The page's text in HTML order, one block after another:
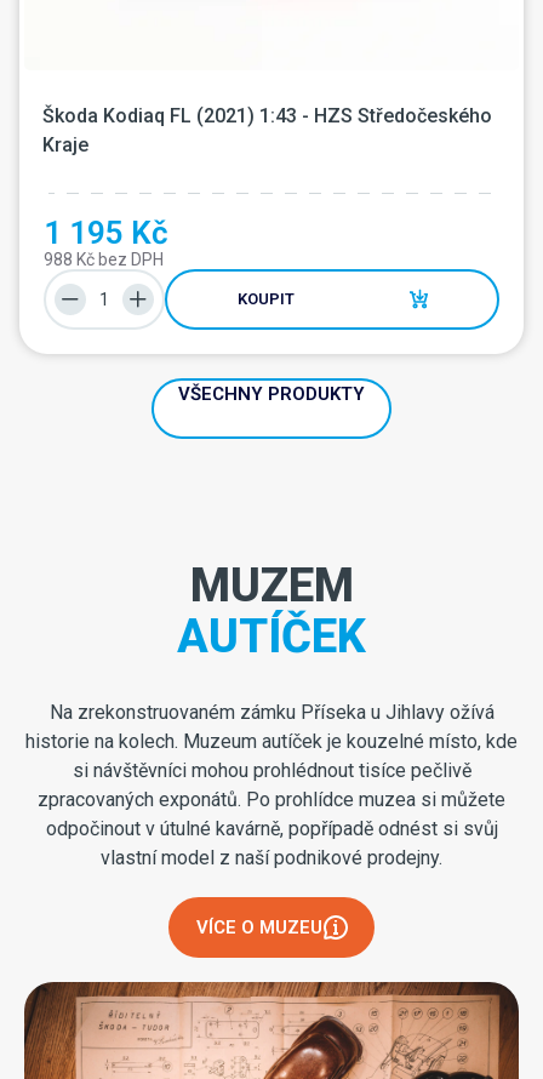
Škoda Kodiaq FL (2021) 1:43 - HZS Středočeského
Kraje
1 195 Kč
988 Kč bez DPH
KOUPIT
VŠECHNY PRODUKTY
MUZEM
AUTÍČEK
Na zrekonstruovaném zámku Příseka u Jihlavy ožívá
historie na kolech. Muzeum autíček je kouzelné místo, kde
si návštěvníci mohou prohlédnout tisíce pečlivě
zpracovaných exponátů. Po prohlídce muzea si můžete
odpočinout v útulné kavárně, popřípadě odnést si svůj
vlastní model z naší podnikové prodejny.
VÍCE O MUZEU